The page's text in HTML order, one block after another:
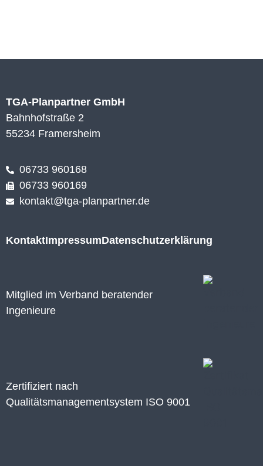
TGA-Planpartner GmbH
Bahnhofstraße 2
55234 Framersheim
06733 960168
06733 960169
kontakt@tga-planpartner.de
KontaktImpressumDatenschutzerklärung
Mitglied im Verband beratender
Ingenieure
Zertifiziert nach
Qualitätsmanagementsystem ISO 9001